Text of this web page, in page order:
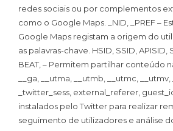
redes sociais ou por complementos
como o Google Maps. _NID, _PREF –
Google Maps registam a origem do
as palavras-chave. HSID, SSID, APISID,
BEAT, – Permitem partilhar conteúdo
__ga, __utma, __utmb, __utmc, __utmv,
_twitter_sess, external_referer,
instalados pelo Twitter para realizar
seguimento de utilizadores e análise